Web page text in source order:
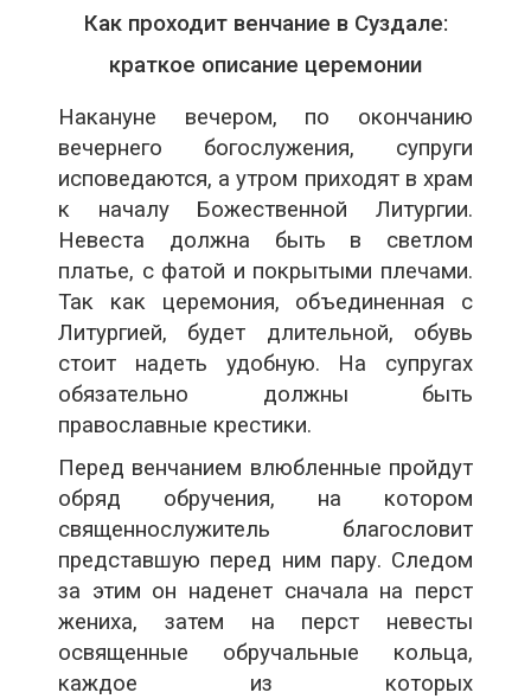
Как проходит венчание в Суздале:
краткое описание церемонии
Накануне вечером, по окончанию
вечернего богослужения, супруги
исповедаются, а утром приходят в храм
к началу Божественной Литургии.
Невеста должна быть в светлом
платье, с фатой и покрытыми плечами.
Так как церемония, объединенная с
Литургией, будет длительной, обувь
стоит надеть удобную. На супругах
обязательно должны быть
православные крестики.
Перед венчанием влюбленные пройдут
обряд обручения, на котором
священнослужитель благословит
представшую перед ним пару. Следом
за этим он наденет сначала на перст
жениха, затем на перст невесты
освященные обручальные кольца,
каждое из которых